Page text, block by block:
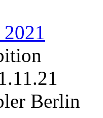
Berlin